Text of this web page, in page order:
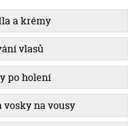
a krémy
vlasů
po holení
vosky na vousy